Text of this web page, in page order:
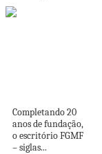
Completando 20
anos de fundação,
o escritório FGMF
– siglas...